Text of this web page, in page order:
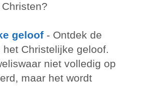
geloof - Ontdek de
Christelijke geloof.
niet volledig op
maar het wordt